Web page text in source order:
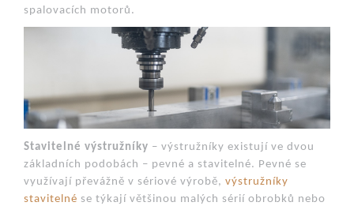
spalovacích motorů.
Stavitelné výstružníky – výstružníky existují ve dvou
základních podobách – pevné a stavitelné. Pevné se
využívají převážně v sériové výrobě, výstružníky
stavitelné se týkají většinou malých sérií obrobků nebo